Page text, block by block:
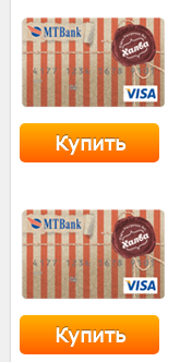
Купить
Купить